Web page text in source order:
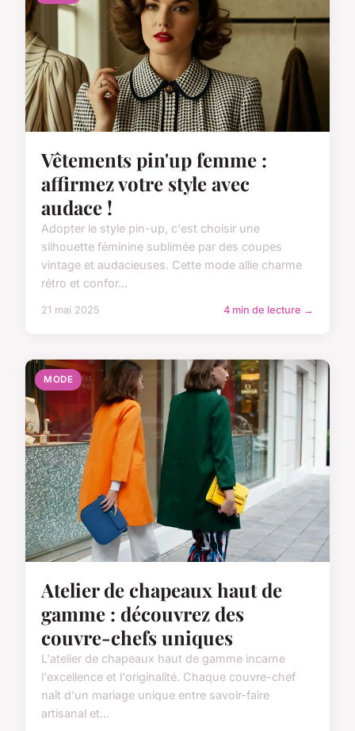
Vêtements pin'up femme :
affirmez votre style avec
audace !
Adopter le style pin-up, c'est choisir une
silhouette féminine sublimée par des coupes
vintage et audacieuses. Cette mode allie charme
rétro et confor...
21 mai 2025 4 min de lecture →
MODE
Atelier de chapeaux haut de
gamme : découvrez des
couvre-chefs uniques
L'atelier de chapeaux haut de gamme incarne
l'excellence et l'originalité. Chaque couvre-chef
naît d'un mariage unique entre savoir-faire
artisanal et...